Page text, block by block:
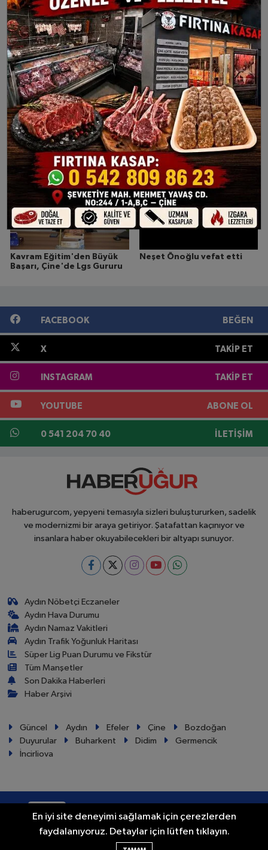
Başkan Mehmet Kıvrak:
“Dayanışmayla Yaralarımızı
Sarıyoruz”
Başkan Kıvrak’tan Dev
Hamle; Daha Fazla
Mahalleye Daha Hızlı
Hizmet
MHP İlçe Başkanı Özdemir
ve Ekibi Göreve Güçlü
Adımlarla Başladı
Çine'de Yaralar Sarılıyor:
Başkan Kıvrak'tan
Üreticilere Saman Desteği
Kavram Eğitim'den Büyük
Başarı, Çine'de Lgs Gururu
Neşet Önoğlu vefat etti
FACEBOOK BEĞEN
X TAKIP ET
INSTAGRAM TAKIP ET
YOUTUBE ABONE OL
0 541 204 70 40 İLETIŞIM
haberugurcom, yepyeni temasıyla sizleri buluştururken, sadelik
ve modernizmi bir araya getiriyor. Şatafattan kaçınıyor ve
insanlara haber okuyabilecekleri bir altyapı sunuyor.
Aydın Nöbetçi Eczaneler
Aydın Hava Durumu
Aydın Namaz Vakitleri
Aydın Trafik Yoğunluk Haritası
Süper Lig Puan Durumu ve Fikstür
Tüm Manşetler
Son Dakika Haberleri
Haber Arşivi
Güncel Aydın Efeler Çine
Bozdoğan
Duyurular
Buharkent Didim
Germencik
İncirliova
Haber Yazılımı:
En iyi site deneyimi sağlamak için çerezlerden
faydalanıyoruz. Detaylar için lütfen tıklayın.